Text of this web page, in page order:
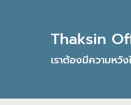
Thaksin
เราต้องมีความหวั